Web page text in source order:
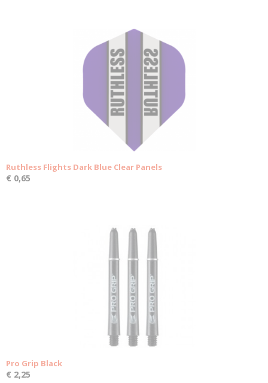
Ruthless Flights Dark Blue Clear Panels
€ 0,65
Pro Grip Black
€ 2,25